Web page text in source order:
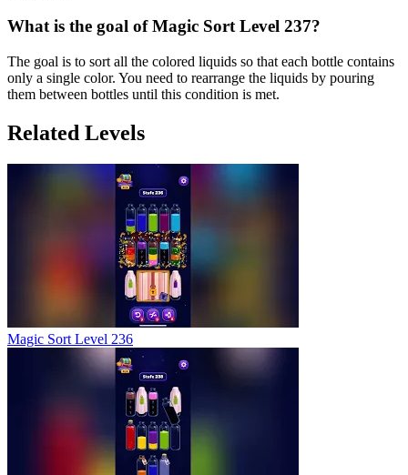
What is the goal of Magic Sort Level 237?
The goal is to sort all the colored liquids so that each bottle contains
only a single color. You need to rearrange the liquids by pouring
them between bottles until this condition is met.
Related Levels
Magic Sort Level 236